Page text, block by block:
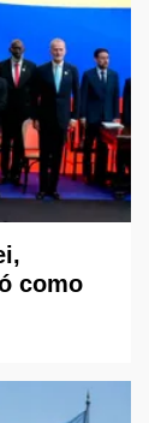
como